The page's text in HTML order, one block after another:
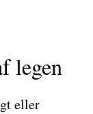
legen
eller